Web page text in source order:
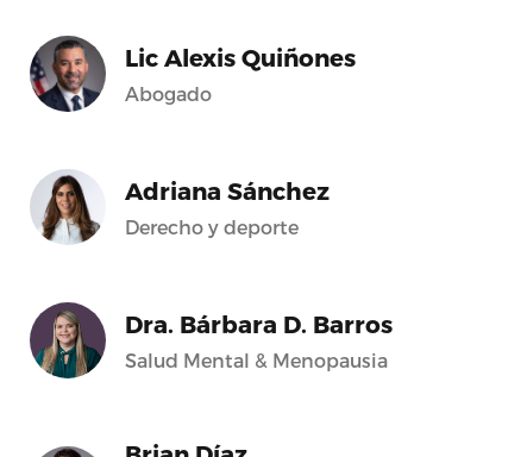
Lic Alexis Quiñones
Abogado
Adriana Sánchez
Derecho y deporte
Dra. Bárbara D. Barros
Salud Mental & Menopausia